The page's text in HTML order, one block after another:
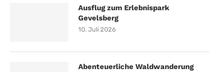
Ausflug zum Erlebnispark
Gevelsberg
10. Juli 2026
Abenteuerliche Waldwanderung